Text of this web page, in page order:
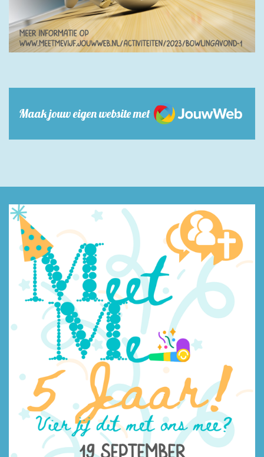
Maak jouw eigen website met
JouwWeb